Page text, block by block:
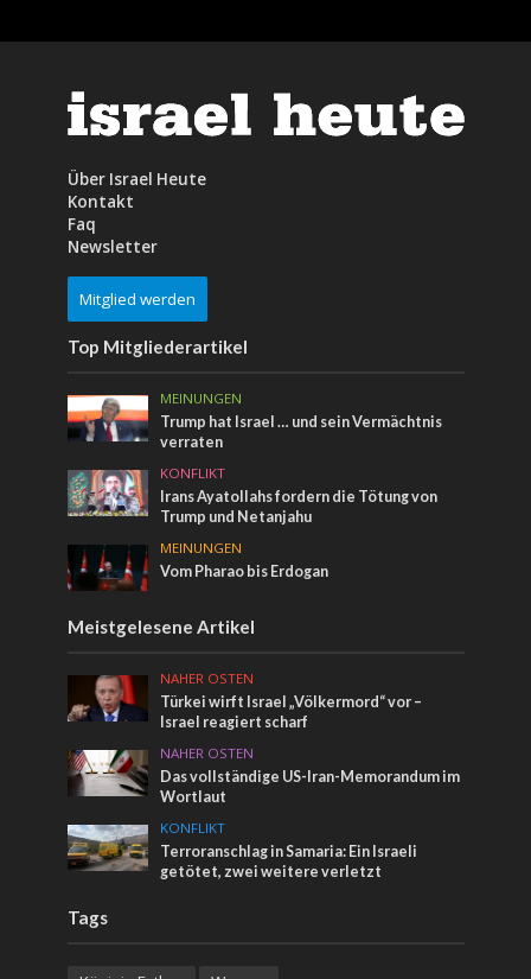
Über Israel Heute
Kontakt
Faq
Newsletter
Mitglied werden
Top Mitgliederartikel
MEINUNGEN
Trump hat Israel … und sein Vermächtnis
verraten
KONFLIKT
Irans Ayatollahs fordern die Tötung von
Trump und Netanjahu
MEINUNGEN
Vom Pharao bis Erdogan
Meistgelesene Artikel
NAHER OSTEN
Türkei wirft Israel „Völkermord“ vor –
Israel reagiert scharf
NAHER OSTEN
Das vollständige US-Iran-Memorandum im
Wortlaut
KONFLIKT
Terroranschlag in Samaria: Ein Israeli
getötet, zwei weitere verletzt
Tags